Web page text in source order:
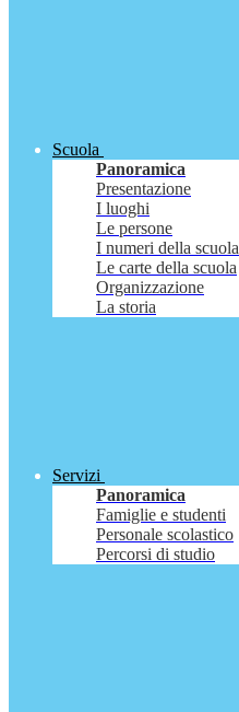
Scuola
Panoramica
Presentazione
I luoghi
Le persone
I numeri della scuola
Le carte della scuola
Organizzazione
La storia
Servizi
Panoramica
Famiglie e studenti
Personale scolastico
Percorsi di studio